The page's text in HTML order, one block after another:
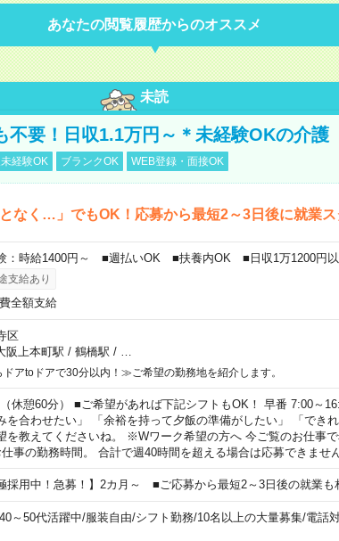
あなたの閲覧履歴からのオススメ
未読
不要！日収1.1万円～＊未経験OKの介護
経験OK ブランクOK WEB登録・面接OK
なく…」でもOK！応募から最短2～3日後に就業ス
：時給1400円～ ■週払いOK ■扶養内OK ■日収1万1200円
支給あり
全額支給
区
阪上本町駅 / 鶴橋駅 /
アtoドアで30分以内！≫ご希望の勤務地を紹介します。
休憩60分） ■ご希望があれば下記シフトもOK！ 早番 7:00～
を合わせたい」 「余裕を持って夕飯の準備がしたい」 「でき
を教えてくださいね。 ※Wワーク希望の方へ 今ご覧のお仕事で
事の勤務時間。 合計で週40時間を超える場合は応募できません
採用中！急募！】2カ月～ ■ご応募から最短2～3日後の就業も
～50代活躍中/服装自由/シフト勤務/10名以上の大量募集/電話